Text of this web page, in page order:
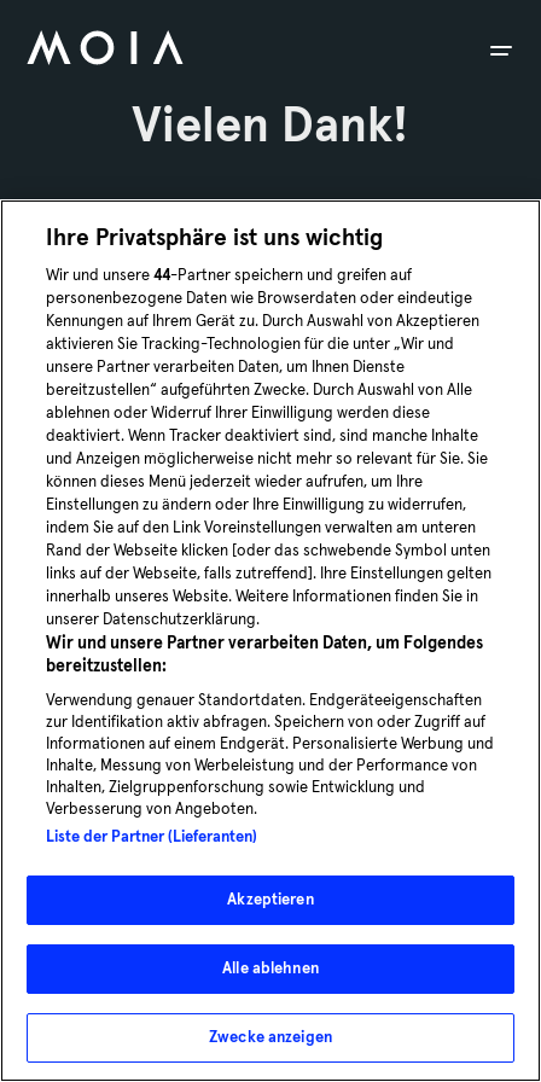
Vielen Dank!
Wir freuen uns über Ihr Interesse daran,
die Mobilität in Ihrer Stadt nachhaltig mit
uns zu verändern. Sie erhalten in Kürze
von uns eine Nachricht, um Ihre E-Mail
Adresse zu bestätigen.
YouTube
Blog
News
Karriere
On-Demand-Mobilität in Hamburg
erleben
Jetzt mitfahren
Compliance & Hinweisgebersystem
Ihre Privatsphäre ist uns wichtig
Wir und unsere44-Partner speichern und greifen auf
personenbezogene Daten wie Browserdaten oder eindeutige
Kennungen auf Ihrem Gerät zu. Durch Auswahl von Akzeptieren
aktivieren Sie Tracking-Technologien für die unter „Wir und
unsere Partner verarbeiten Daten, um Ihnen Dienste
bereitzustellen“ aufgeführten Zwecke. Durch Auswahl von Alle
ablehnen oder Widerruf Ihrer Einwilligung werden diese
deaktiviert. Wenn Tracker deaktiviert sind, sind manche Inhalte
und Anzeigen möglicherweise nicht mehr so relevant für Sie. Sie
können dieses Menü jederzeit wieder aufrufen, um Ihre
Einstellungen zu ändern oder Ihre Einwilligung zu widerrufen,
indem Sie auf den Link Voreinstellungen verwalten am unteren
Rand der Webseite klicken [oder das schwebende Symbol unten
links auf der Webseite, falls zutreffend]. Ihre Einstellungen gelten
innerhalb unseres Website. Weitere Informationen finden Sie in
unserer Datenschutzerklärung.
Wir und unsere Partner verarbeiten Daten, um Folgendes
bereitzustellen:
Verwendung genauer Standortdaten. Endgeräteeigenschaften
zur Identifikation aktiv abfragen. Speichern von oder Zugriff auf
Informationen auf einem Endgerät. Personalisierte Werbung und
Inhalte, Messung von Werbeleistung und der Performance von
Inhalten, Zielgruppenforschung sowie Entwicklung und
Verbesserung von Angeboten.
Liste der Partner (Lieferanten)
Akzeptieren
Alle ablehnen
Zwecke anzeigen